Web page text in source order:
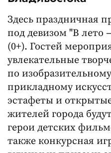
Здесь праздничная
под девизом "В лето
(0+). Гостей
увлекательные
по
прикладному
эстафеты и
жителей города
герои детских
также конкурсная